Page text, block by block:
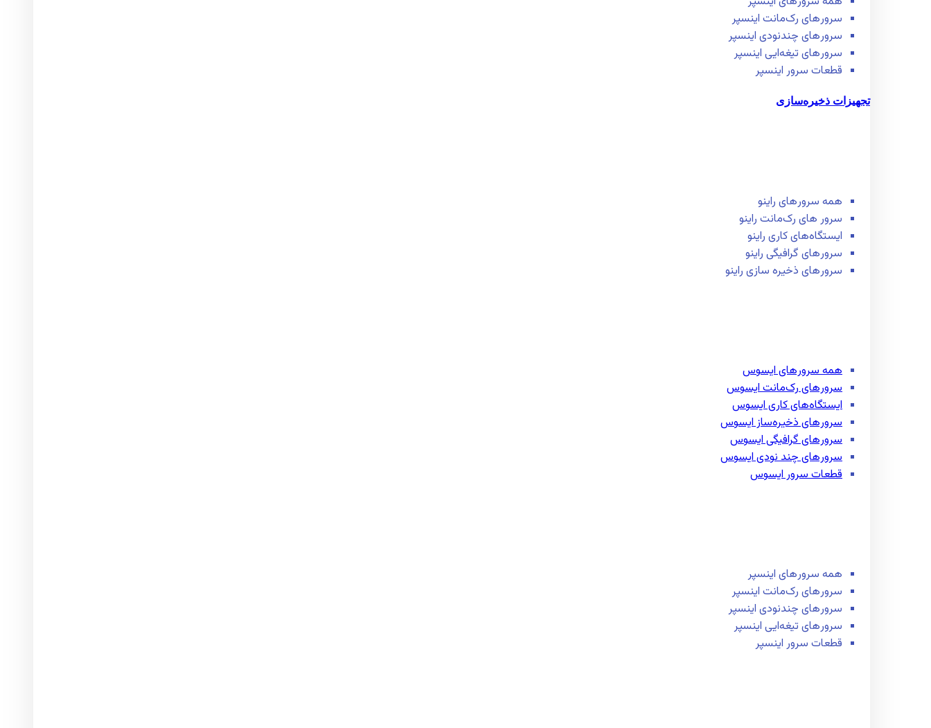
سرور‌های رک‌مانت اینسپر
سرور‌های چند‌نودی اینسپر
سرور‌های تیغه‌ایی اینسپر
قطعات سرور اینسپر
تجهیزات ذخیره‌سازی
همه سرور‌های راینو
سرور ‌های رک‌مانت راینو
ایستگاه‌های کاری راینو
سرور‌های گرافیگی راینو
سرور‌های ذخیره سازی راینو
همه سرور‌های ایسوس
سرور‌های رک‌مانت ایسوس
ایستگاه‌های کاری ایسوس
سرور‌های ذخیره‌ساز ایسوس
سرور‌های گرافیگی ایسوس
سرور‌های چند نودی ایسوس
قطعات سرور ایسوس
همه سرور‌های اینسپر
سرور‌های رک‌مانت اینسپر
سرور‌های چند‌نودی اینسپر
سرور‌های تیغه‌ایی اینسپر
قطعات سرور اینسپر